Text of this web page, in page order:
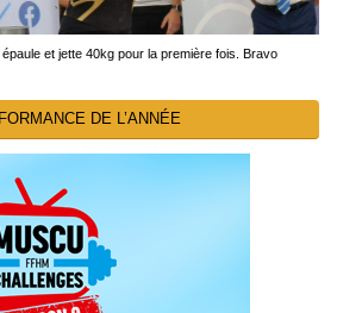
et jette 40kg pour la première fois. Bravo
DE L’ANNÉE